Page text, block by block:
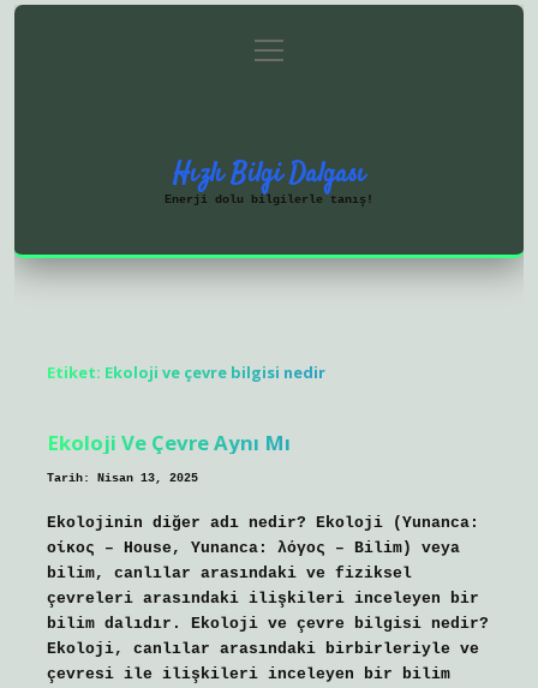
Gizlilik Politikası
menüyü
aç
Hızlı Bilgi Dalgası
Enerji dolu bilgilerle tanış!
Etiket: Ekoloji ve çevre bilgisi nedir
Ekoloji Ve Çevre Aynı Mı
Tarih: Nisan 13, 2025
Ekolojinin diğer adı nedir? Ekoloji (Yunanca:
οίκος – House, Yunanca: λόγος – Bilim) veya
bilim, canlılar arasındaki ve fiziksel
çevreleri arasındaki ilişkileri inceleyen bir
bilim dalıdır. Ekoloji ve çevre bilgisi nedir?
Ekoloji, canlılar arasındaki birbirleriyle ve
çevresi ile ilişkileri inceleyen bir bilim